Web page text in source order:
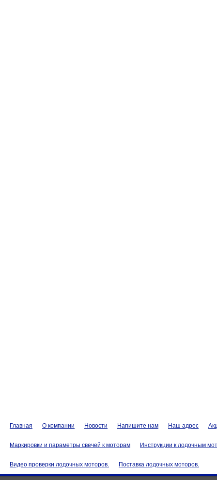
Главная О компании Новости Напишите нам Наш адрес
Маркировки и параметры свечей к моторам Инструкции к лодочным
Видео проверки лодочных моторов. Поставка лодочных моторов.